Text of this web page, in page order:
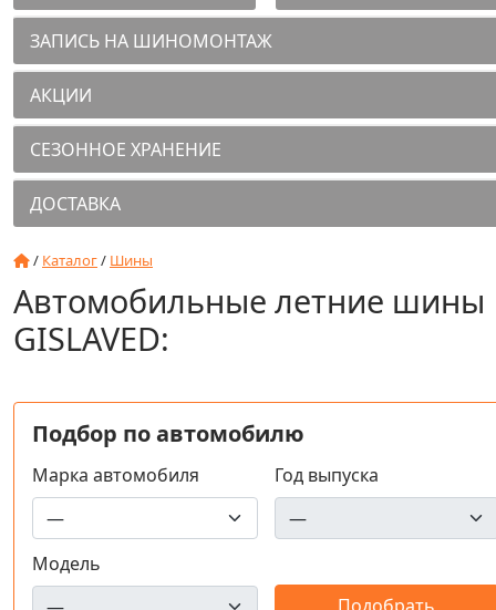
ЗАПИСЬ НА ШИНОМОНТАЖ
АКЦИИ
СЕЗОННОЕ ХРАНЕНИЕ
ДОСТАВКА
/ Каталог/ Шины
Автомобильные летние шины
GISLAVED:
Подбор по автомобилю
Марка автомобиля Год выпуска
Модель